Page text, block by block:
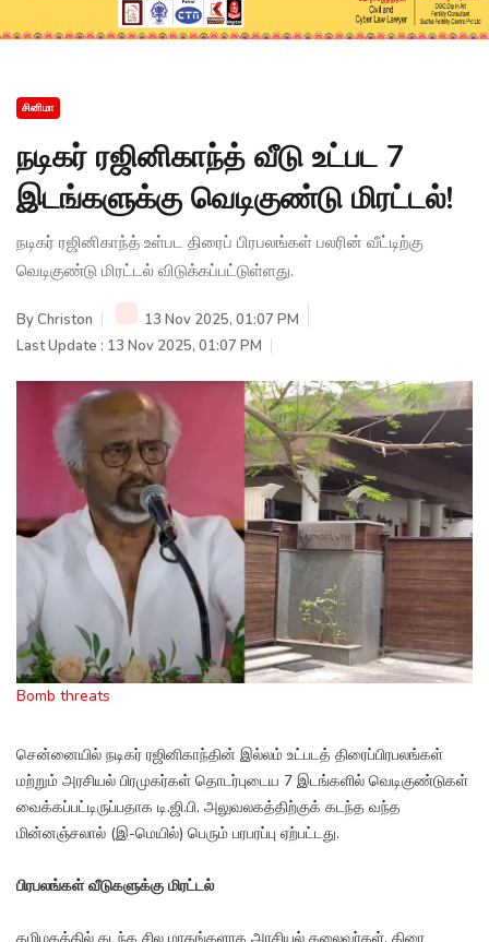
சினிமா
நடிகர் ரஜினிகாந்த் வீடு உட்பட 7
இடங்களுக்கு வெடிகுண்டு மிரட்டல்!
நடிகர் ரஜினிகாந்த் உள்பட திரைப் பிரபலங்கள் பலரின் வீட்டிற்கு
வெடிகுண்டு மிரட்டல் விடுக்கப்பட்டுள்ளது.
ByChriston
13 Nov 2025, 01:07 PM
Last Update : 13 Nov 2025, 01:07 PM
Bomb threats
சென்னையில் நடிகர் ரஜினிகாந்தின் இல்லம் உட்படத் திரைப்பிரபலங்கள்
மற்றும் அரசியல் பிரமுகர்கள் தொடர்புடைய 7 இடங்களில் வெடிகுண்டுகள்
வைக்கப்பட்டிருப்பதாக டி.ஜி.பி. அலுவலகத்திற்குக் கடந்த வந்த
மின்னஞ்சலால் (இ-மெயில்) பெரும் பரபரப்பு ஏற்பட்டது.
பிரபலங்கள் வீடுகளுக்கு மிரட்டல்